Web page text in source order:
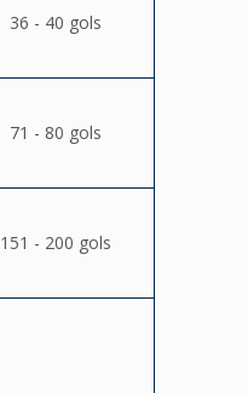
36 - 40 gols
71 - 80 gols
151 - 200 gols